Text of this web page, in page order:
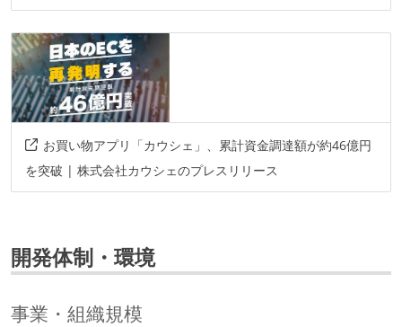
お買い物アプリ「カウシェ」、累計資金調達額が約46億円
を突破 | 株式会社カウシェのプレスリリース
開発体制・環境
事業・組織規模